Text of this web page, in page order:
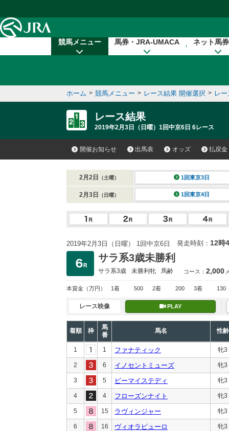
競馬メニュー 馬券・JRA-UMACA ネット馬
ホーム > 競馬メニュー > レース結果 開催選択 > レ
レース結果
2019年2月3日（日曜）1回中京6日 6レース
開催お知らせ 出馬表 オッズ 払戻金
2月2日 （土曜） 1回東京3日
2月3日 （日曜） 1回東京4日
2019年2月3日（日曜） 1回中京6日 発走時刻： 12時
サラ系3歳未勝利
サラ系3歳 未勝利牝 馬齢 コース： 2,000
本賞金 （万円） 1着 500 2着 200 3着 130
レース映像 PLAY
着順 枠
馬
番
馬名 性齢
1 1 ファナティック 牝3
2 6 イノセントミューズ 牝3
3 5 ビーマイステディ 牝3
4 4 フローズンナイト 牝3
5 15 ラヴィンジャー 牝3
6 16 ヴィオラピューロ 牝3